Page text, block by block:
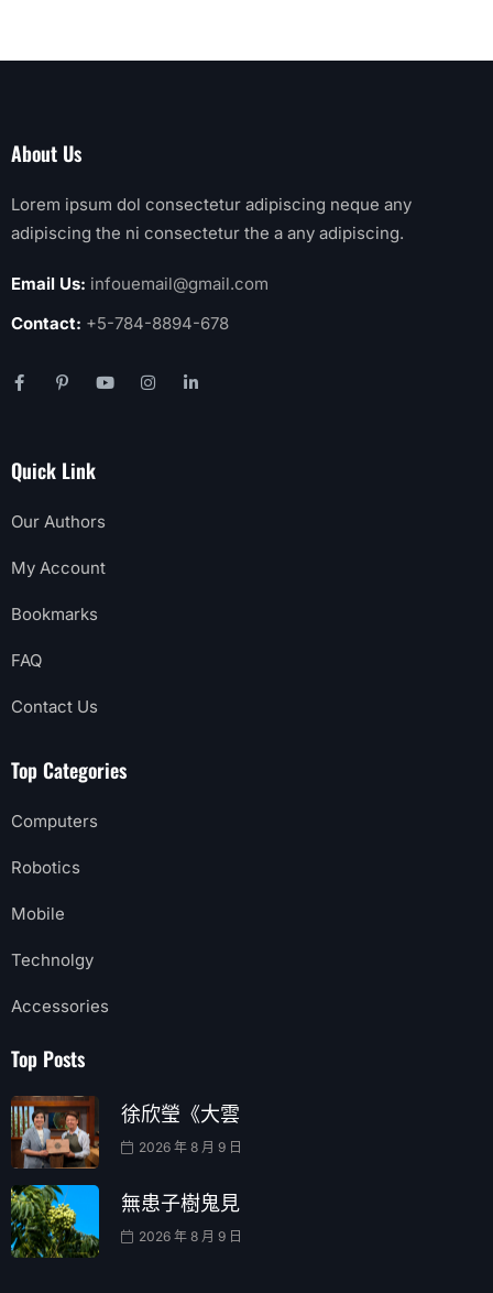
About Us
Lorem ipsum dol consectetur adipiscing neque any
adipiscing the ni consectetur the a any adipiscing.
Email Us: infouemail@gmail.com
Contact: +5-784-8894-678
Quick Link
Our Authors
My Account
Bookmarks
FAQ
Contact Us
Top Categories
Computers
Robotics
Mobile
Technolgy
Accessories
Top Posts
徐欣瑩《大雲
2026 年 8 月 9 日
無患子樹鬼見
2026 年 8 月 9 日